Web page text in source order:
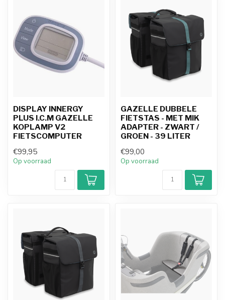
DISPLAY INNERGY
PLUS I.C.M GAZELLE
KOPLAMP V2
FIETSCOMPUTER
€99,95
Op voorraad
GAZELLE DUBBELE
FIETSTAS - MET MIK
ADAPTER - ZWART /
GROEN - 39 LITER
€99,00
Op voorraad